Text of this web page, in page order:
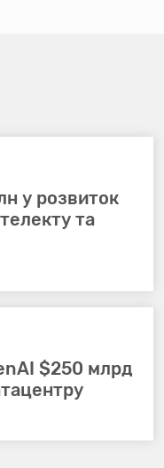
у розвиток
та
$250 млрд